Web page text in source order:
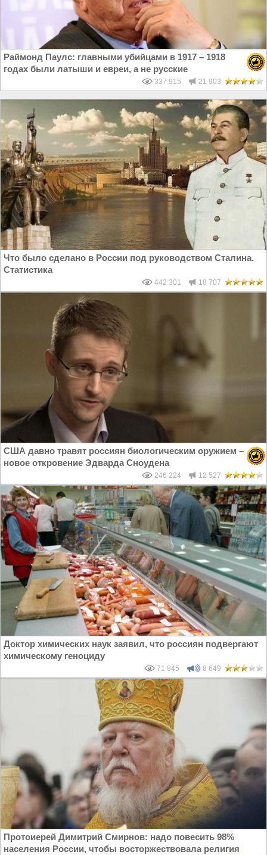
Раймонд Паулс: главными убийцами в 1917 – 1918
годах были латыши и евреи, а не русские
337 915 21 903
Что было сделано в России под руководством Сталина.
Статистика
442 301 18 707
США давно травят россиян биологическим оружием –
новое откровение Эдварда Сноудена
246 224 12 527
Доктор химических наук заявил, что россиян подвергают
химическому геноциду
71 845 8 649
Протоиерей Димитрий Смирнов: надо повесить 98%
населения России, чтобы восторжествовала религия